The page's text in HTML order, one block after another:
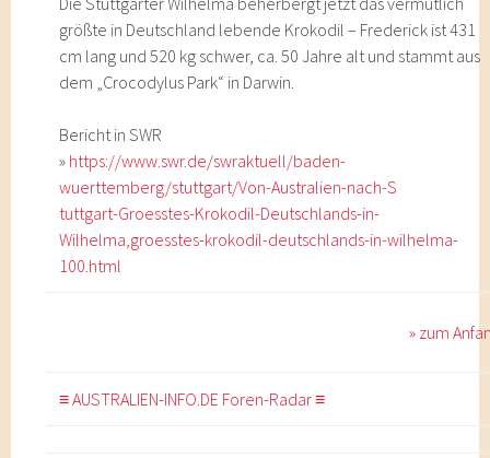
größte in Deutschland lebende Krokodil – Frederick ist 431
cm lang und 520 kg schwer, ca. 50 Jahre alt und stammt aus
dem „Crocodylus Park“ in Darwin.
Bericht in SWR
» https://www.swr.de/swraktuell/baden-
wuerttemberg/stuttgart/Von-Australien-nach-S
tuttgart-Groesstes-Krokodil-Deutschlands-in-
Wilhelma,groesstes-krokodil-deutschlands-in-wilhelma-
100.html
» zum
≡ AUSTRALIEN-INFO.DE Foren-Radar ≡